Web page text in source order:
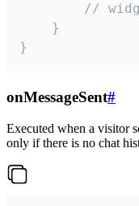
//
    }
}
onMessageSent#
Executed when a visitor
only if there is no chat